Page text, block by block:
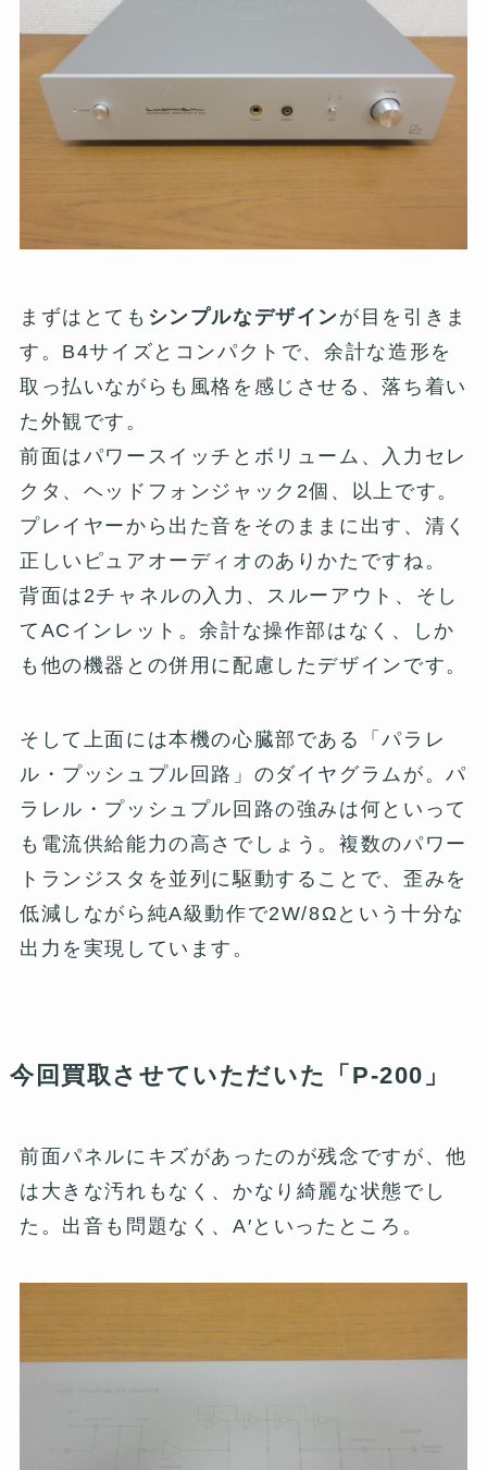
まずはとても シンプルなデザインが目を引きま
す。B4サイズとコンパクトで、余計な造形を
取っ払いながらも風格を感じさせる、落ち着い
た外観です。
前面はパワースイッチとボリューム、入力セレ
クタ、ヘッドフォンジャック2個、以上です。
プレイヤーから出た音をそのままに出す、清く
正しいピュアオーディオのありかたですね。
背面は2チャネルの入力、スルーアウト、そし
てACインレット。余計な操作部はなく、しか
も他の機器との併用に配慮したデザインです。
そして上面には本機の心臓部である「パラレ
ル・プッシュプル回路」のダイヤグラムが。パ
ラレル・プッシュプル回路の強みは何といって
も電流供給能力の高さでしょう。複数のパワー
トランジスタを並列に駆動することで、歪みを
低減しながら純A級動作で2W/8Ωという十分な
出力を実現しています。
今回買取させていただいた「P-200」
前面パネルにキズがあったのが残念ですが、他
は大きな汚れもなく、かなり綺麗な状態でし
た。出音も問題なく、A′といったところ。